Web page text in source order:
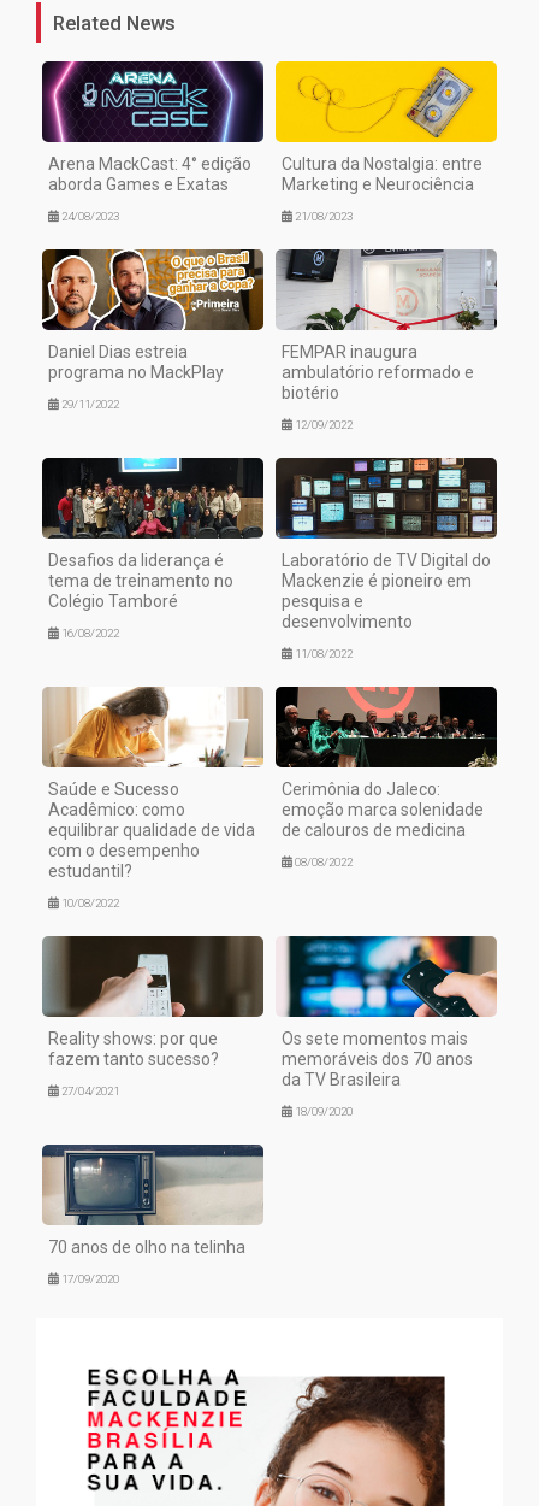
Related News
Arena MackCast: 4° edição
aborda Games e Exatas
24/08/2023
Cultura da Nostalgia: entre
Marketing e Neurociência
21/08/2023
Daniel Dias estreia
programa no MackPlay
29/11/2022
FEMPAR inaugura
ambulatório reformado e
biotério
12/09/2022
Desafios da liderança é
tema de treinamento no
Colégio Tamboré
16/08/2022
Laboratório de TV Digital do
Mackenzie é pioneiro em
pesquisa e
desenvolvimento
11/08/2022
Saúde e Sucesso
Acadêmico: como
equilibrar qualidade de vida
com o desempenho
estudantil?
10/08/2022
Cerimônia do Jaleco:
emoção marca solenidade
de calouros de medicina
08/08/2022
Reality shows: por que
fazem tanto sucesso?
27/04/2021
Os sete momentos mais
memoráveis dos 70 anos
da TV Brasileira
18/09/2020
70 anos de olho na telinha
17/09/2020